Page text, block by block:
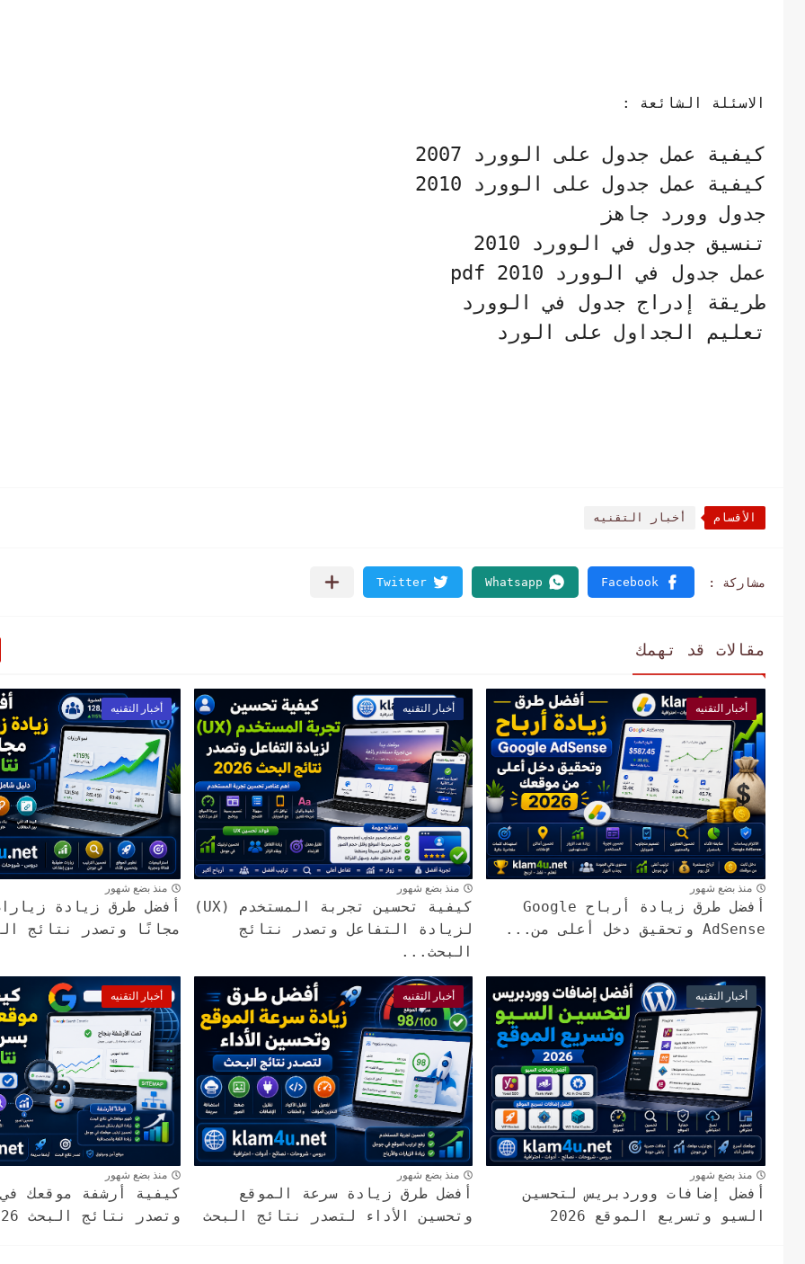
الاسئلة الشائعة :
كيفية عمل جدول على الوورد 2007
كيفية عمل جدول على الوورد 2010
جدول وورد جاهز
تنسيق جدول في الوورد 2010
عمل جدول في الوورد 2010 pdf
طريقة إدراج جدول في الوورد
تعليم الجداول على الورد
الأقسام أخبار التقنيه
مقالات قد تهمك
أخبار التقنيه
منذ بضع شهور
أفضل طرق زيادة أرباح Google
AdSense وتحقيق دخل أعلى من...
أخبار التقنيه
منذ بضع شهور
كيفية تحسين تجربة المستخدم (UX)
لزيادة التفاعل وتصدر نتائج
البحث...
أخبار التقنيه
منذ بضع شهور
أفضل طرق زيادة
مجانًا وتصدر نتائج البحث
أخبار التقنيه
منذ بضع شهور
أفضل إضافات ووردبريس لتحسين
السيو وتسريع الموقع 2026
أخبار التقنيه
منذ بضع شهور
أفضل طرق زيادة سرعة الموقع
وتحسين الأداء لتصدر نتائج البحث
أخبار التقنيه
منذ بضع شهور
كيفية أرشفة موقعك
وتصدر نتائج البحث 2026